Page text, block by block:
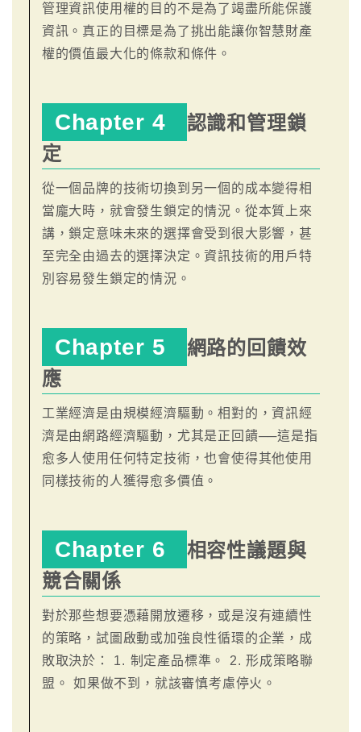
管理資訊使用權的目的不是為了竭盡所能保護
資訊。真正的目標是為了挑出能讓你智慧財產
權的價值最大化的條款和條件。
Chapter 4
認識和管理鎖
定
從一個品牌的技術切換到另一個的成本變得相
當龐大時，就會發生鎖定的情況。從本質上來
講，鎖定意味未來的選擇會受到很大影響，甚
至完全由過去的選擇決定。資訊技術的用戶特
別容易發生鎖定的情況。
Chapter 5
網路的回饋效
應
工業經濟是由規模經濟驅動。相對的，資訊經
濟是由網路經濟驅動，尤其是正回饋──這是指
愈多人使用任何特定技術，也會使得其他使用
同樣技術的人獲得愈多價值。
Chapter 6
相容性議題與
競合關係
對於那些想要憑藉開放遷移，或是沒有連續性
的策略，試圖啟動或加強良性循環的企業，成
敗取決於： 1. 制定產品標準。 2. 形成策略聯
盟。 如果做不到，就該審慎考慮停火。